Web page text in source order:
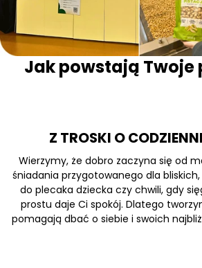
Jak powstają Twoje
Z TROSKI O
Wierzymy, że dobro zaczyna się od
śniadania przygotowanego dla
do plecaka dziecka czy chwili, gdy
prostu daje Ci spokój. Dlatego
pomagają dbać o siebie i swoich